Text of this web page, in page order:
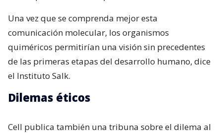
Una vez que se comprenda mejor esta
comunicación molecular, los organismos
quiméricos permitirían una visión sin precedentes
de las primeras etapas del desarrollo humano, dice
el Instituto Salk.
Dilemas éticos
Cell publica también una tribuna sobre el dilema al